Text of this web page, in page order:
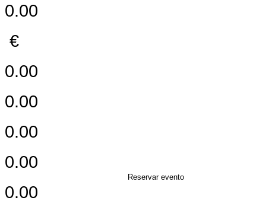
0.00
€
0.00
0.00
0.00
0.00
0.00
Reservar evento